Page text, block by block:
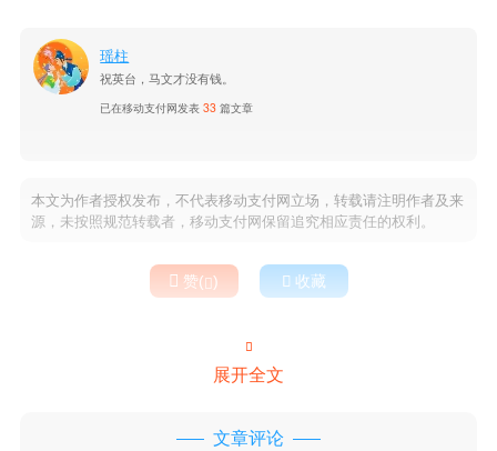
瑶柱
祝英台，马文才没有钱。
已在移动支付网发表33 篇文章
本文为作者授权发布，不代表移动支付网立场，转载请注明作者及来
源，未按照规范转载者，移动支付网保留追究相应责任的权利。
 赞()  收藏

展开全文
文章评论